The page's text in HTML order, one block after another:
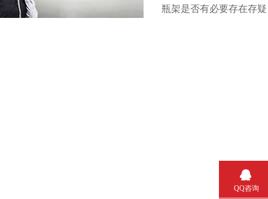
瓶架是否有必要存在存疑
QQ咨询